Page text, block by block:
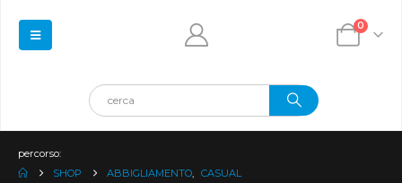
0
percorso:
SHOP
ABBIGLIAMENTO CASUAL